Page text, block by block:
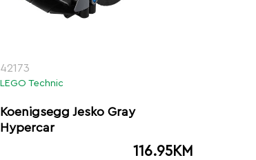
42173
LEGO Technic
Koenigsegg Jesko Gray
Hypercar
116.95KM